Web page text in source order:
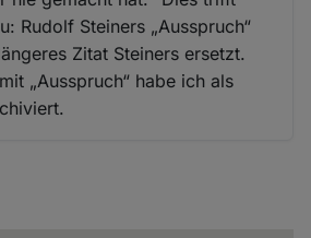
Rudolf Steiners „Ausspruch“
Zitat Steiners ersetzt.
„Ausspruch“ habe ich als